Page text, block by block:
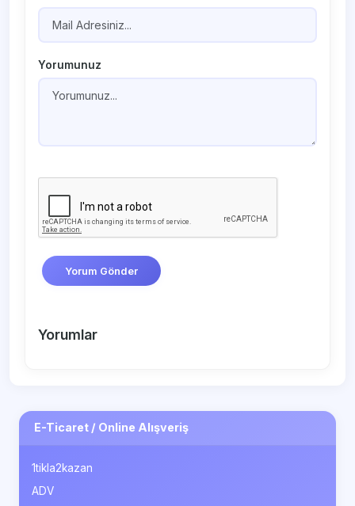
Yorumunuz
Yorum Gönder
Yorumlar
E-Ticaret / Online Alışveriş
1tikla2kazan
ADV